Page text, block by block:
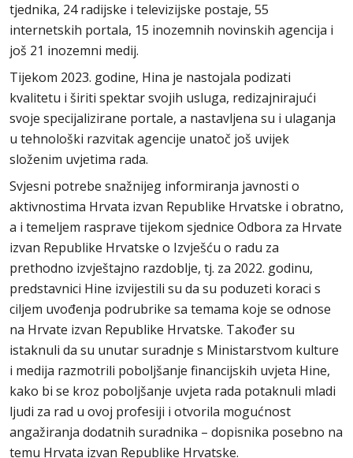
tjednika, 24 radijske i televizijske postaje, 55
internetskih portala, 15 inozemnih novinskih agencija i
još 21 inozemni medij.
Tijekom 2023. godine, Hina je nastojala podizati
kvalitetu i širiti spektar svojih usluga, redizajnirajući
svoje specijalizirane portale, a nastavljena su i ulaganja
u tehnološki razvitak agencije unatoč još uvijek
složenim uvjetima rada.
Svjesni potrebe snažnijeg informiranja javnosti o
aktivnostima Hrvata izvan Republike Hrvatske i obratno,
a i temeljem rasprave tijekom sjednice Odbora za Hrvate
izvan Republike Hrvatske o Izvješću o radu za
prethodno izvještajno razdoblje, tj. za 2022. godinu,
predstavnici Hine izvijestili su da su poduzeti koraci s
ciljem uvođenja podrubrike sa temama koje se odnose
na Hrvate izvan Republike Hrvatske. Također su
istaknuli da su unutar suradnje s Ministarstvom kulture
i medija razmotrili poboljšanje financijskih uvjeta Hine,
kako bi se kroz poboljšanje uvjeta rada potaknuli mladi
ljudi za rad u ovoj profesiji i otvorila mogućnost
angažiranja dodatnih suradnika – dopisnika posebno na
temu Hrvata izvan Republike Hrvatske.